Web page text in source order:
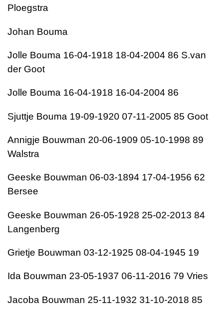
Ploegstra
Johan Bouma
Jolle Bouma 16-04-1918 18-04-2004 86 S.van
der Goot
Jolle Bouma 16-04-1918 16-04-2004 86
Sjuttje Bouma 19-09-1920 07-11-2005 85 Goot
Annigje Bouwman 20-06-1909 05-10-1998 89
Walstra
Geeske Bouwman 06-03-1894 17-04-1956 62
Bersee
Geeske Bouwman 26-05-1928 25-02-2013 84
Langenberg
Grietje Bouwman 03-12-1925 08-04-1945 19
Ida Bouwman 23-05-1937 06-11-2016 79 Vries
Jacoba Bouwman 25-11-1932 31-10-2018 85